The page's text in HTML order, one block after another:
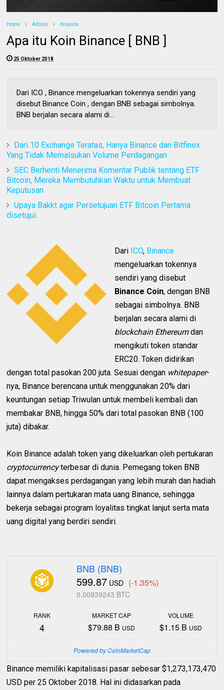
Home Altcoin binance
Apa itu Koin Binance [ BNB ]
25 Oktober 2018
Dari ICO , Binance mengeluarkan tokennya sendiri yang
disebut Binance Coin , dengan BNB sebagai simbolnya.
BNB berjalan secara alami di...
Dari 10 Exchange Teratas, Hanya Binance dan Bitfinex
Yang Tidak Memalsukan Volume Perdagangan
SEC Berhenti Menerima Komentar Publik tentang ETF
Bitcoin, Mereka Membutuhkan Waktu untuk Membuat
Keputusan
Upaya Bakkt agar Persetujuan ETF Bitcoin Pertama
disetujui
Dari ICO, Binance
mengeluarkan tokennya
sendiri yang disebut
Binance Coin, dengan BNB
sebagai simbolnya. BNB
berjalan secara alami di
blockchain Ethereumdan
mengikuti token standar
ERC20. Token didirikan
dengan total pasokan 200 juta. Sesuai dengan whitepaper-
nya, Binance berencana untuk menggunakan 20% dari
keuntungan setiap Triwulan untuk membeli kembali dan
membakar BNB, hingga 50% dari total pasokan BNB (100
juta) dibakar.
Koin Binance adalah token yang dikeluarkan oleh pertukaran
cryptocurrencyterbesar di dunia. Pemegang token BNB
dapat mengakses perdagangan yang lebih murah dan hadiah
lainnya dalam pertukaran mata uang Binance, sehingga
bekerja sebagai program loyalitas tingkat lanjut serta mata
uang digital yang berdiri sendiri.
BNB (BNB)
599.87 USD (-1.35%)
0.00939243 BTC
RANK
4
MARKET CAP
$79.88 B USD
VOLUME
$1.15 B USD
Powered by CoinMarketCap
Binance memiliki kapitalisasi pasar sebesar $1,273,173,470
USD per 25 Oktober 2018. Hal ini didasarkan pada